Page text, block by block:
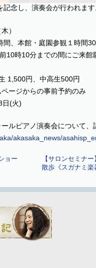
記念し、演奏会が行われま
）
、本館・庭園参観１時間
10時10分までの間にご来
1,500円、中高生500円
ージからの事前予約のみ
日(火)
ールピアノ演奏会について、
akasaka_news/
ョー
【サロンセミナ
散歩《スガナミ